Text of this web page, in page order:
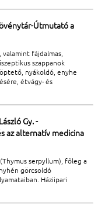
Útmutató a
valamint fájdalmas,
szappanok
nyákoldó, enyhe
étvágy- és
Gy. -
az alternatív medicina
serpyllum), főleg a
görcsoldó
Háziipari